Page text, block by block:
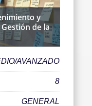
y
de la
AVANZADO
8
GENERAL